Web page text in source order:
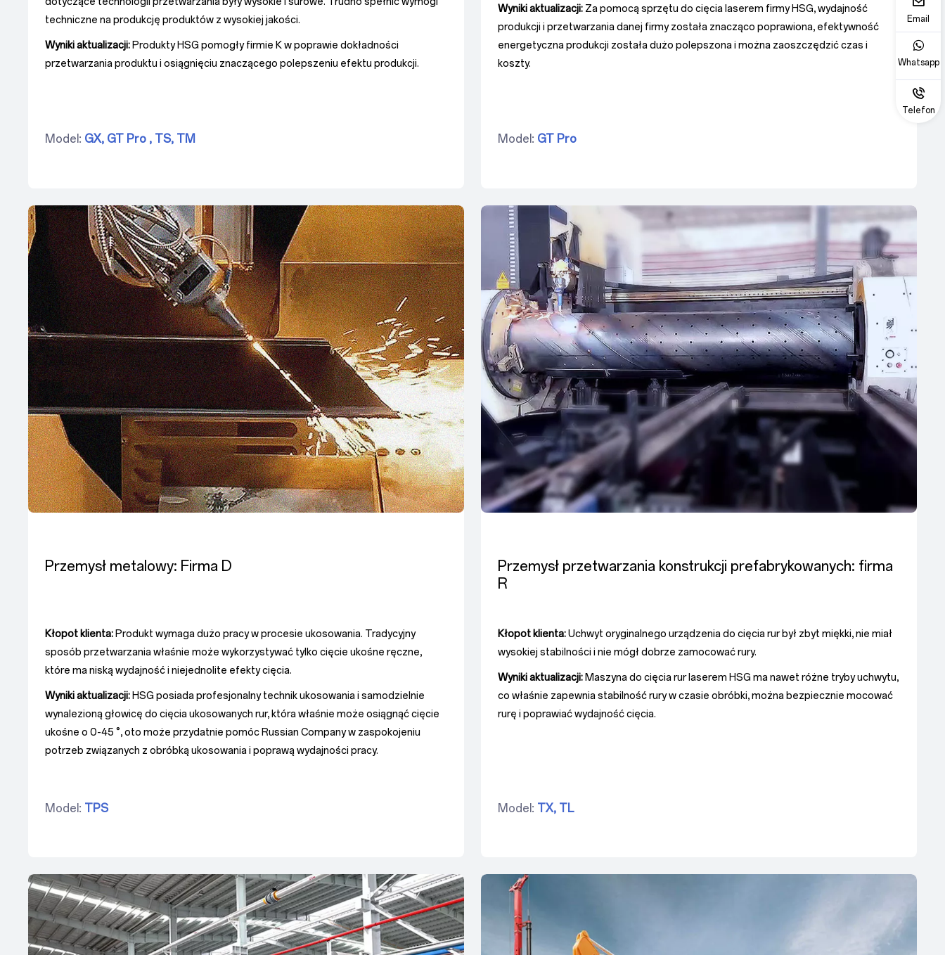
techniczne na produkcję produktów z wysokiej jakości.
Wyniki aktualizacji:Produkty HSG pomogły firmie K w poprawie dokładności
przetwarzania produktu i osiągnięciu znaczącego polepszeniu efektu produkcji.
Model: GX, GT Pro , TS, TM
Wyniki aktualizacji: Za pomocą sprzętu do cięcia laserem firmy HSG, wydajność
produkcji i przetwarzania danej firmy została znacząco poprawiona, efektywność
energetyczna produkcji została dużo polepszona i można zaoszczędzić czas i
koszty.
Model: GT Pro
Przemysł metalowy: Firma D
Kłopot klienta: Produkt wymaga dużo pracy w procesie ukosowania. Tradycyjny
sposób przetwarzania właśnie może wykorzystywać tylko cięcie ukośne ręczne,
które ma niską wydajność i niejednolite efekty cięcia.
Wyniki aktualizacji: HSG posiada profesjonalny technik ukosowania i samodzielnie
wynalezioną głowicę do cięcia ukosowanych rur, która właśnie może osiągnąć cięcie
ukośne o 0-45 °, oto może przydatnie pomóc Russian Company w zaspokojeniu
potrzeb związanych z obróbką ukosowania i poprawą wydajności pracy.
Model: TPS
Przemysł przetwarzania konstrukcji prefabrykowanych: firma
R
Kłopot klienta:Uchwyt oryginalnego urządzenia do cięcia rur był zbyt miękki, nie miał
wysokiej stabilności i nie mógł dobrze zamocować rury.
Wyniki aktualizacji: Maszyna do cięcia rur laserem HSG ma nawet różne tryby uchwytu,
co właśnie zapewnia stabilność rury w czasie obróbki, można bezpiecznie mocować
rurę i poprawiać wydajność cięcia.
Model: TX, TL
Email
Whatsapp
Telefon